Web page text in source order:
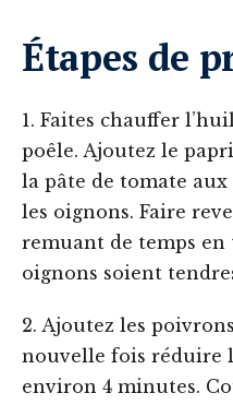
Étapes de
1. Faites chauffer
poêle. Ajoutez le
la pâte de tomate aux
les oignons. Faire
remuant de temps en
oignons soient
2. Ajoutez les
nouvelle fois réduire
environ 4 minutes.